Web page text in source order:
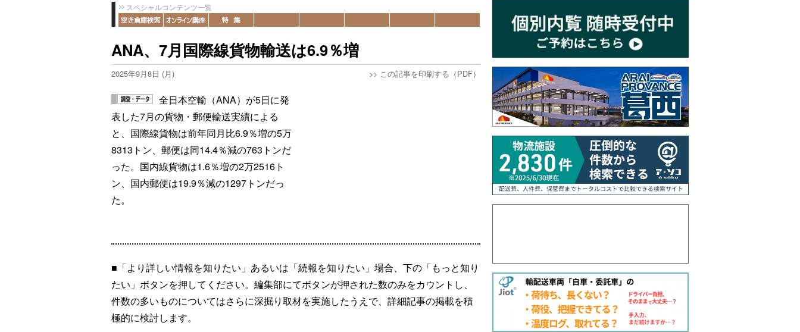
スペシャルコンテンツ一覧
ANA、7月国際線貨物輸送は6.9％増
2025年9月8日 (月) >> この記事を印刷する（PDF）
全日本空輸（ANA）が5日に発
表した7月の貨物・郵便輸送実績による
と、国際線貨物は前年同月比6.9％増の5万
8313トン、郵便は同14.4％減の763トンだ
った。国内線貨物は1.6％増の2万2516ト
ン、国内郵便は19.9％減の1297トンだっ
た。
■「より詳しい情報を知りたい」あるいは「続報を知りたい」場合、下の「もっと知り
たい」ボタンを押してください。編集部にてボタンが押された数のみをカウントし、
件数の多いものについてはさらに深掘り取材を実施したうえで、詳細記事の掲載を積
極的に検討します。